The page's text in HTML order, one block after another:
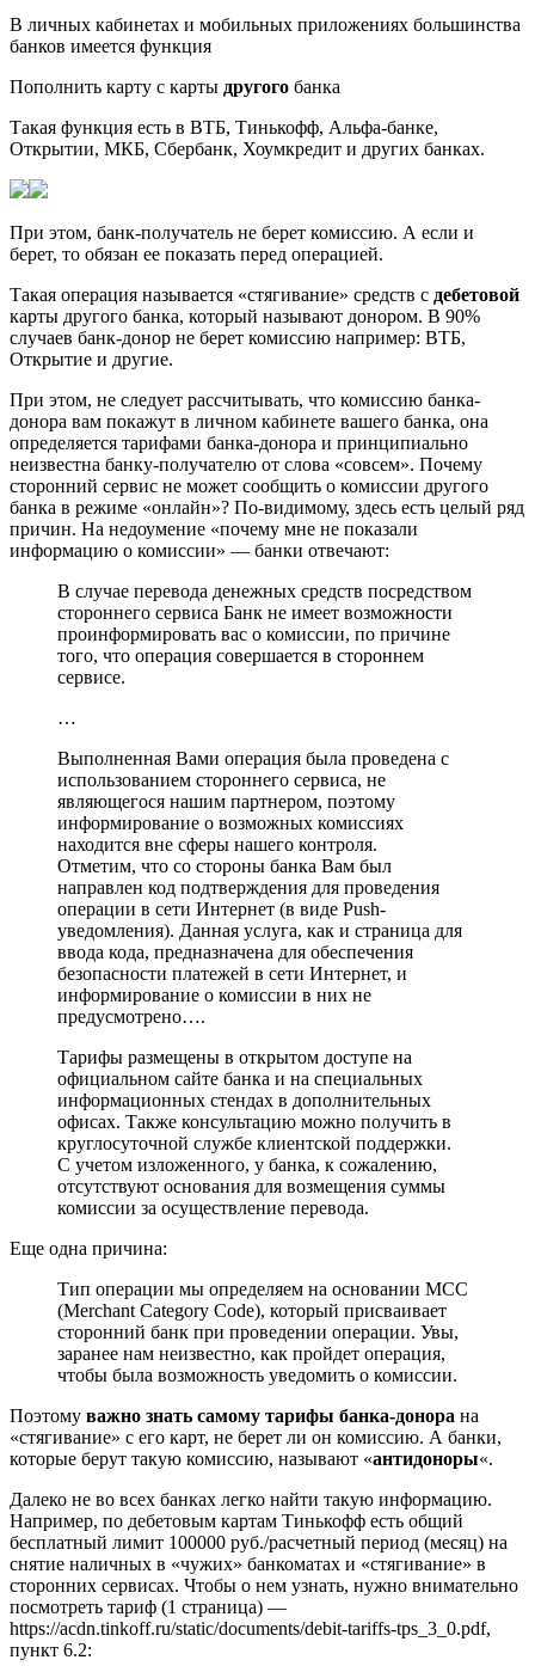
В личных кабинетах и мобильных приложениях большинства
банков имеется функция
Пополнить карту с карты другого банка
Такая функция есть в ВТБ, Тинькофф, Альфа-банке,
Открытии, МКБ, Сбербанк, Хоумкредит и других банках.
При этом, банк-получатель не берет комиссию. А если и
берет, то обязан ее показать перед операцией.
Такая операция называется «стягивание» средств с дебетовой
карты другого банка, который называют донором. В 90%
случаев банк-донор не берет комиссию например: ВТБ,
Открытие и другие.
При этом, не следует рассчитывать, что комиссию банка-
донора вам покажут в личном кабинете вашего банка, она
определяется тарифами банка-донора и принципиально
неизвестна банку-получателю от слова «совсем». Почему
сторонний сервис не может сообщить о комиссии другого
банка в режиме «онлайн»? По-видимому, здесь есть целый ряд
причин. На недоумение «почему мне не показали
информацию о комиссии» — банки отвечают:
В случае перевода денежных средств посредством
стороннего сервиса Банк не имеет возможности
проинформировать вас о комиссии, по причине
того, что операция совершается в стороннем
сервисе.
…
Выполненная Вами операция была проведена с
использованием стороннего сервиса, не
являющегося нашим партнером, поэтому
информирование о возможных комиссиях
находится вне сферы нашего контроля.
Отметим, что со стороны банка Вам был
направлен код подтверждения для проведения
операции в сети Интернет (в виде Push-
уведомления). Данная услуга, как и страница для
ввода кода, предназначена для обеспечения
безопасности платежей в сети Интернет, и
информирование о комиссии в них не
предусмотрено….
Тарифы размещены в открытом доступе на
официальном сайте банка и на специальных
информационных стендах в дополнительных
офисах. Также консультацию можно получить в
круглосуточной службе клиентской поддержки.
С учетом изложенного, у банка, к сожалению,
отсутствуют основания для возмещения суммы
комиссии за осуществление перевода.
Еще одна причина:
Тип операции мы определяем на основании MCC
(Merchant Category Code), который присваивает
сторонний банк при проведении операции. Увы,
заранее нам неизвестно, как пройдет операция,
чтобы была возможность уведомить о комиссии.
Поэтому важно знать самому тарифы банка-донора на
«стягивание» с его карт, не берет ли он комиссию. А банки,
которые берут такую комиссию, называют «антидоноры«.
Далеко не во всех банках легко найти такую информацию.
Например, по дебетовым картам Тинькофф есть общий
бесплатный лимит 100000 руб./расчетный период (месяц) на
снятие наличных в «чужих» банкоматах и «стягивание» в
сторонних сервисах. Чтобы о нем узнать, нужно внимательно
посмотреть тариф (1 страница) —
https://acdn.tinkoff.ru/static/documents/debit-tariffs-tps_3_0.pdf,
пункт 6.2: